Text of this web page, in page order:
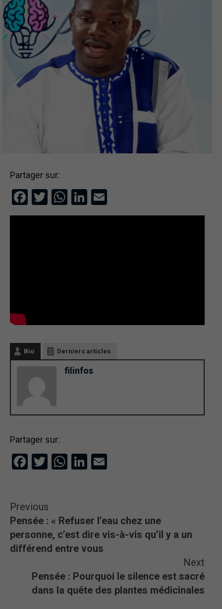
Partager sur:
Facebook
Twitter
WhatsApp
LinkedIn
Bio Derniers articles
filinfos
Partager sur:
Facebook
Twitter
WhatsApp
LinkedIn
Previous
Pensée : « Refuser l’eau chez une
personne, c’est dire vis-à-vis qu’il y a un
différend entre vous
Next
Pensée : Pourquoi le silence est sacré
dans la quête des plantes médicinales